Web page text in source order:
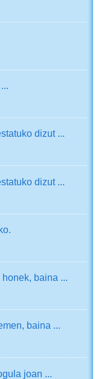
dizut ...
dizut ...
baina ...
baina ...
joan ...